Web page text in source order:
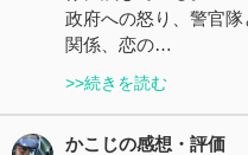
政府への怒り、警官
関係、恋の…
>>続きを読む
かこじの感想・評価